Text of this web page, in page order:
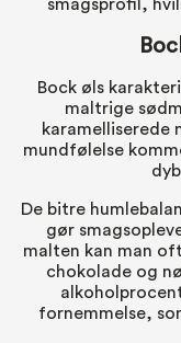
smagsprofil,
Bock øls
maltrige
karamelliserede
mundfølelse
De bitre
gør
malten kan man
chokolade og
fornemmelse,